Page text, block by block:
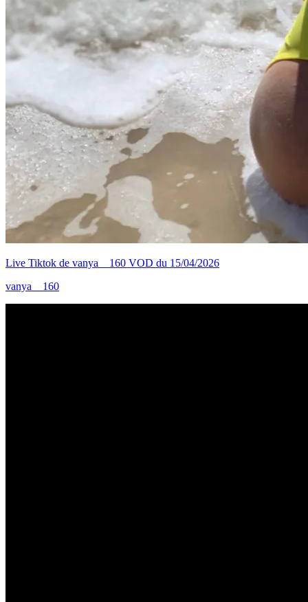
Live Tiktok de vanya__160 VOD du 15/04/2026
vanya__160